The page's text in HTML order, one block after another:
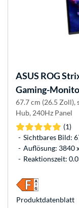
ASUS ROG
Gaming-
67.7 cm (26.5 Zoll),
Hub, 240Hz Panel
(1)
Sichtbares Bild:
Auflösung: 3840
Reaktionszeit:
Produkt­datenblatt